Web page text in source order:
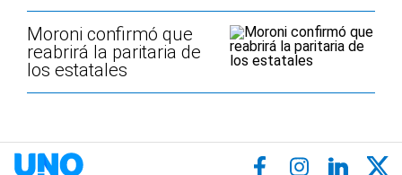
Moroni confirmó que
reabrirá la paritaria de
los estatales